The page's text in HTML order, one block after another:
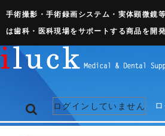
手術撮影・手術録画システム・実体顕微鏡
は歯科・医科現場をサポートする商品を開
ログインしていません